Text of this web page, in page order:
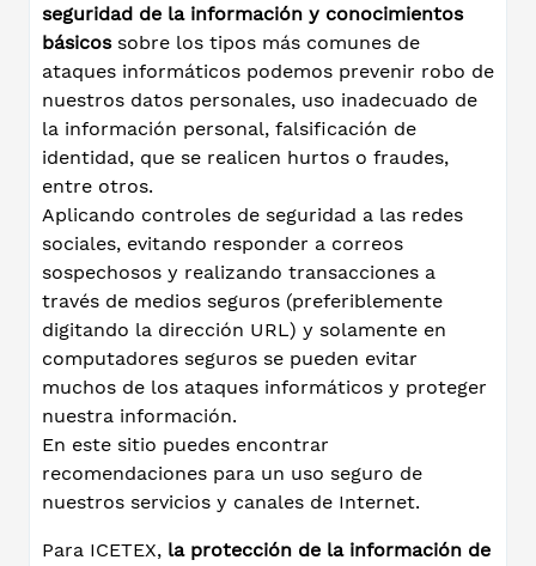
seguridad de la información y conocimientos
básicossobre los tipos más comunes de
ataques informáticos podemos prevenir robo de
nuestros datos personales, uso inadecuado de
la información personal, falsificación de
identidad, que se realicen hurtos o fraudes,
entre otros.
Aplicando controles de seguridad a las redes
sociales, evitando responder a correos
sospechosos y realizando transacciones a
través de medios seguros (preferiblemente
digitando la dirección URL) y solamente en
computadores seguros se pueden evitar
muchos de los ataques informáticos y proteger
nuestra información.
En este sitio puedes encontrar
recomendaciones para un uso seguro de
nuestros servicios y canales de Internet.
Para ICETEX, la protección de la información de